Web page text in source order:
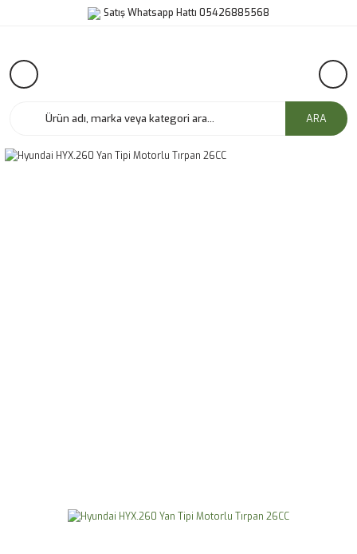
Satış Whatsapp Hattı 05426885568
ARA